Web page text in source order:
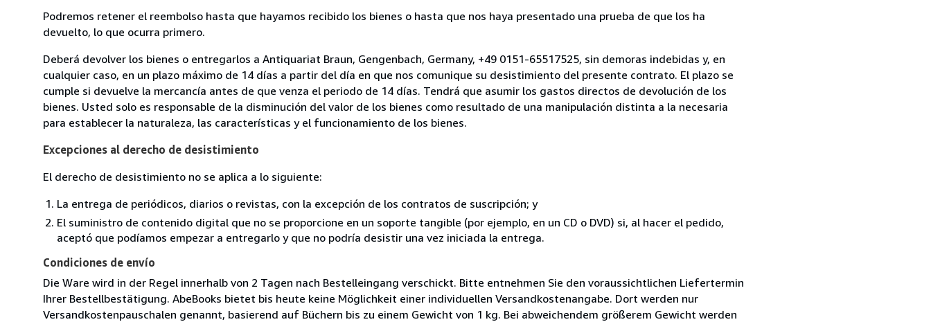
Podremos retener el reembolso hasta que hayamos recibido los bienes o hasta que nos haya presentado una prueba de que los ha
devuelto, lo que ocurra primero.
Deberá devolver los bienes o entregarlos a Antiquariat Braun, Gengenbach, Germany, +49 0151-65517525, sin demoras indebidas y, en
cualquier caso, en un plazo máximo de 14 días a partir del día en que nos comunique su desistimiento del presente contrato. El plazo se
cumple si devuelve la mercancía antes de que venza el periodo de 14 días. Tendrá que asumir los gastos directos de devolución de los
bienes. Usted solo es responsable de la disminución del valor de los bienes como resultado de una manipulación distinta a la necesaria
para establecer la naturaleza, las características y el funcionamiento de los bienes.
Excepciones al derecho de desistimiento
El derecho de desistimiento no se aplica a lo siguiente:
La entrega de periódicos, diarios o revistas, con la excepción de los contratos de suscripción; y
El suministro de contenido digital que no se proporcione en un soporte tangible (por ejemplo, en un CD o DVD) si, al hacer el pedido,
aceptó que podíamos empezar a entregarlo y que no podría desistir una vez iniciada la entrega.
Condiciones de envío
Die Ware wird in der Regel innerhalb von 2 Tagen nach Bestelleingang verschickt. Bitte entnehmen Sie den voraussichtlichen Liefertermin
Ihrer Bestellbestätigung. AbeBooks bietet bis heute keine Möglichkeit einer individuellen Versandkostenangabe. Dort werden nur
Versandkostenpauschalen genannt, basierend auf Büchern bis zu einem Gewicht von 1 kg. Bei abweichendem größerem Gewicht werden